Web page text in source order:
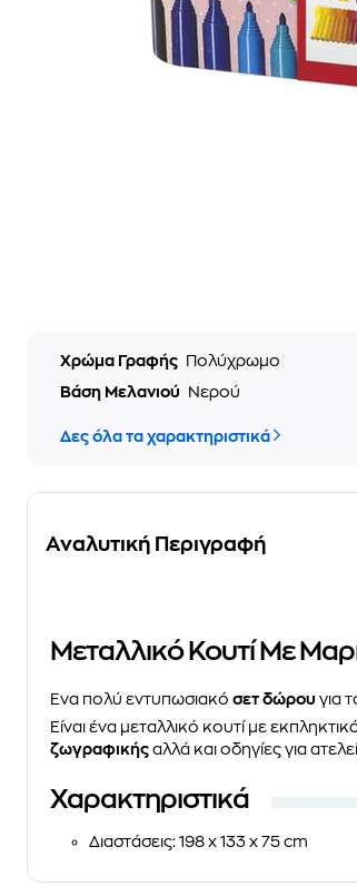
Χρώμα Γραφής Πολύχρωμο
Βάση Μελανιού
Νερού
Δες όλα τα χαρακτηριστικά
Αναλυτική Περιγραφή
Μεταλλικό Κουτί Με
Ένα πολύ εντυπωσιακό σετ δώρου για
Είναι ένα μεταλλικό κουτί με
ζωγραφικής αλλά και οδηγίες για
Χαρακτηριστικά
Διαστάσεις: 198 x 133 x 75 cm